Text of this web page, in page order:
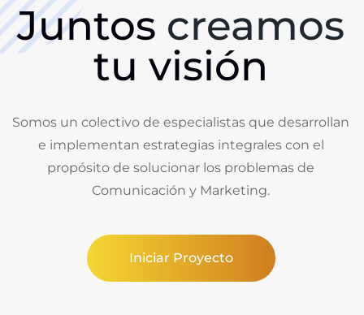
Juntos creamos
tu visión
Somos un colectivo de especialistas que desarrollan
e implementan estrategias integrales con el
propósito de solucionar los problemas de
Comunicación y Marketing.
Iniciar Proyecto